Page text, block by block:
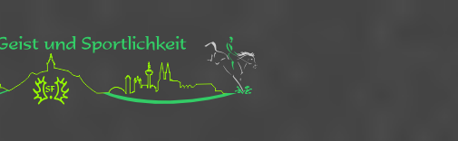
und Sportlichkeit
des Rheinlands